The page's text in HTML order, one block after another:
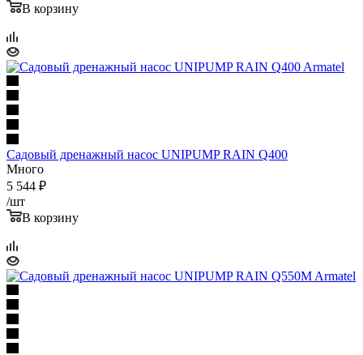
В корзину
Садовый дренажный насос UNIPUMP RAIN Q400
Много
5 544 ₽
/шт
В корзину